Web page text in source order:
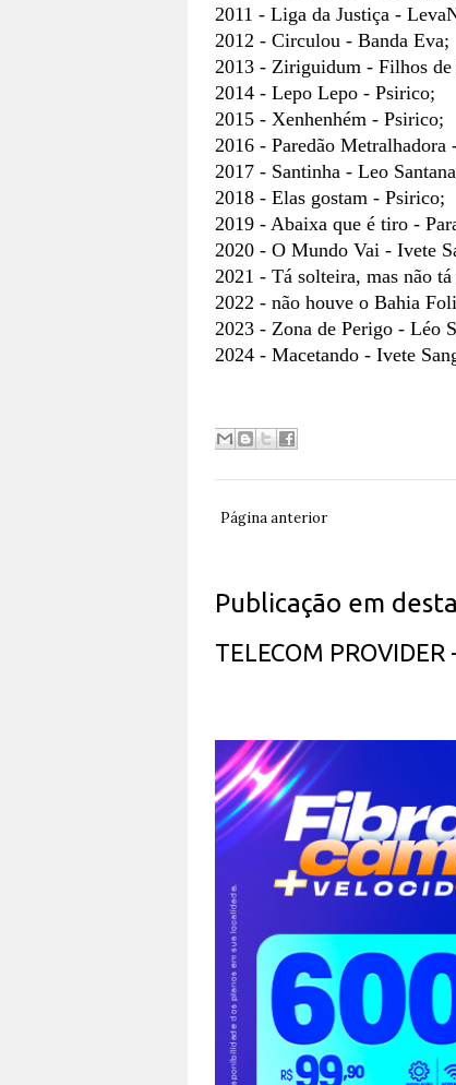
2011 - Liga da Justiça -
2012 - Circulou - Banda Eva;
2013 - Ziriguidum - Filhos de
2014 - Lepo Lepo - Psirico;
2015 - Xenhenhém - Psirico;
2016 - Paredão Metralhadora
2017 - Santinha - Leo
2018 - Elas gostam - Psirico;
2019 - Abaixa que é tiro -
2020 - O Mundo Vai - Ivete
2021 - Tá solteira, mas não
2022 - não houve o Bahia
2023 - Zona de Perigo - Léo
2024 - Macetando - Ivete
Página anterior
Publicação em
TELECOM